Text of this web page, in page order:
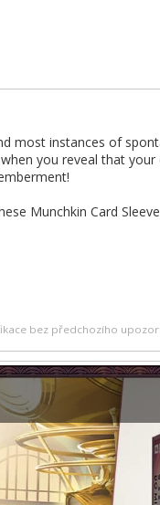
most instances of
you reveal that
Munchkin Card
bez předchozího